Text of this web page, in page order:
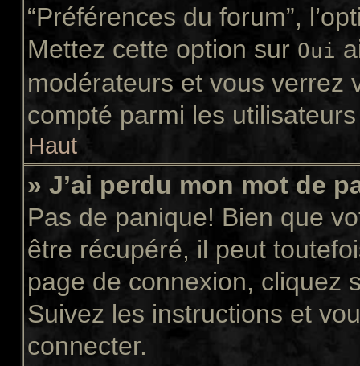
“Préférences du forum”,
Mettez cette option sur Oui
modérateurs et vous verrez
compté parmi les
Haut
» J’ai perdu mon mot de
Pas de panique! Bien que
être récupéré, il peut
page de connexion, cliquez
Suivez les instructions et
connecter.